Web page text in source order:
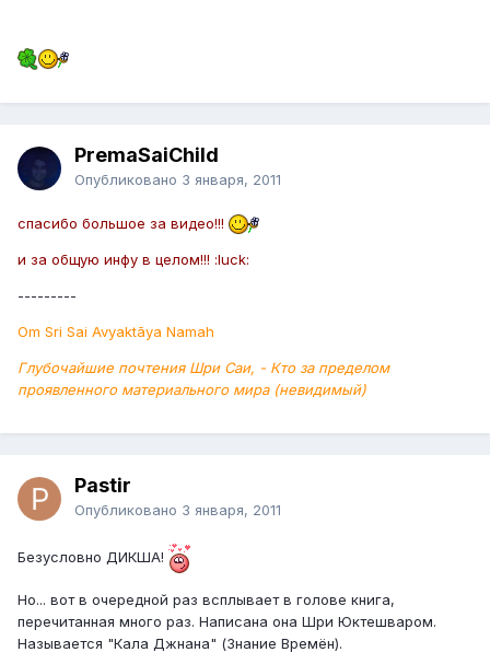
PremaSaiChild
Опубликовано 3 января, 2011
спасибо большое за видео!!!
и за общую инфу в целом!!! :luck:
---------
Om Sri Sai Avyaktãya Namah
Глубочайшие почтения Шри Саи, - Кто за пределом
проявленного материального мира (невидимый)
Pastir
Опубликовано 3 января, 2011
Безусловно ДИКША!
Но... вот в очередной раз всплывает в голове книга,
перечитанная много раз. Написана она Шри Юктешваром.
Называется "Кала Джнана" (Знание Времён).